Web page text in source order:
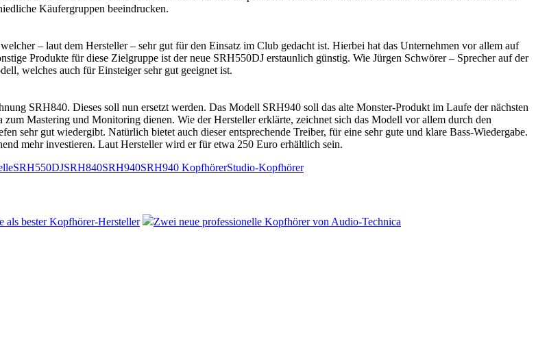
Käufergruppen beeindrucken.
– laut dem Hersteller – sehr gut für den Einsatz im Club gedacht ist. Hierbei hat das Unternehmen vor allem auf
Produkte für diese Zielgruppe ist der neue SRH550DJ erstaunlich günstig. Wie Jürgen Schwörer – Sprecher auf der
welches auch für Einsteiger sehr gut geeignet ist.
SRH840. Dieses soll nun ersetzt werden. Das Modell SRH940 soll das alte Monster-Produkt im Laufe der nächsten
Mastering und Monitoring dienen. Wie der Hersteller erklärte, zeichnet sich das Modell vor allem durch den
sehr gut wiedergibt. Natürlich bietet auch dieser entsprechende Treiber, für eine sehr gute und klare Bass-Wiedergabe.
mehr investieren. Laut Hersteller wird er für etwa 250 Euro erhältlich sein.
SRH550DJSRH840SRH940SRH940 KopfhörerStudio-Kopfhörer
als bester Kopfhörer-Hersteller Zwei neue professionelle Kopfhörer von Audio-Technica